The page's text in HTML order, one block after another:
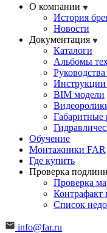
О компании
История
Новости
Документация
Каталоги
Альбомы
Инструкции
BIM модели
Габаритные
Обучение
Монтажники FAR
Где купить
Проверка
Проверка
Контрафакт
Cписок
info@far.ru